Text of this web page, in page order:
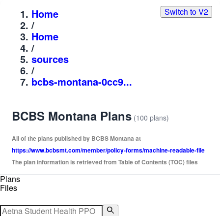
Switch to V2
Home
/
Home
/
sources
/
bcbs-montana-0cc9...
BCBS Montana Plans (100 plans)
All of the plans published by BCBS Montana at
https://www.bcbsmt.com/member/policy-forms/machine-readable-file
The plan information is retrieved from Table of Contents (TOC) files
Plans
Files